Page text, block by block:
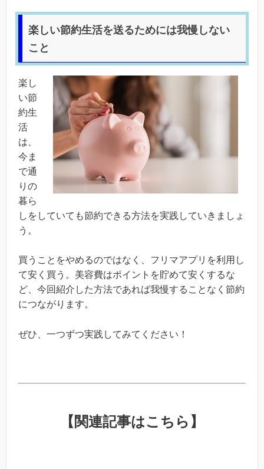
楽しい節約生活を送るためには我慢しない
こと
楽し
い節
約生
活
は、
今ま
で通
りの
暮ら
しをしていても節約できる方法を実践していきましょ
う。
買うことをやめるのではなく、フリマアプリを利用し
て安く買う。美容費はポイントを貯めて安くするな
ど、今回紹介した方法であれば我慢することなく節約
につながります。
ぜひ、一つずつ実践してみてください！
【関連記事はこちら】